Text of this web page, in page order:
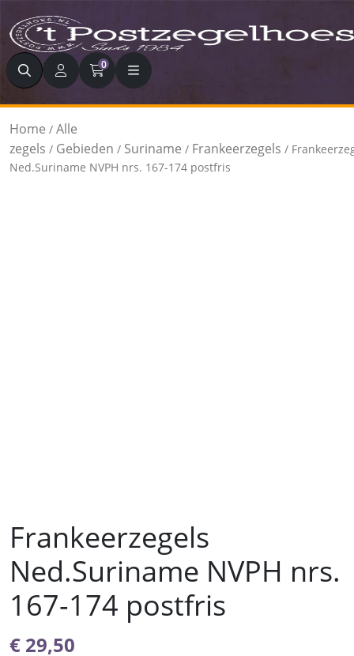
Zoeken 0
Home / Alle
zegels / Gebieden / Suriname / Frankeerzegels /
Ned.Suriname NVPH nrs. 167-174 postfris
Frankeerzegels
Ned.Suriname NVPH nrs.
167-174 postfris
€ 29,50